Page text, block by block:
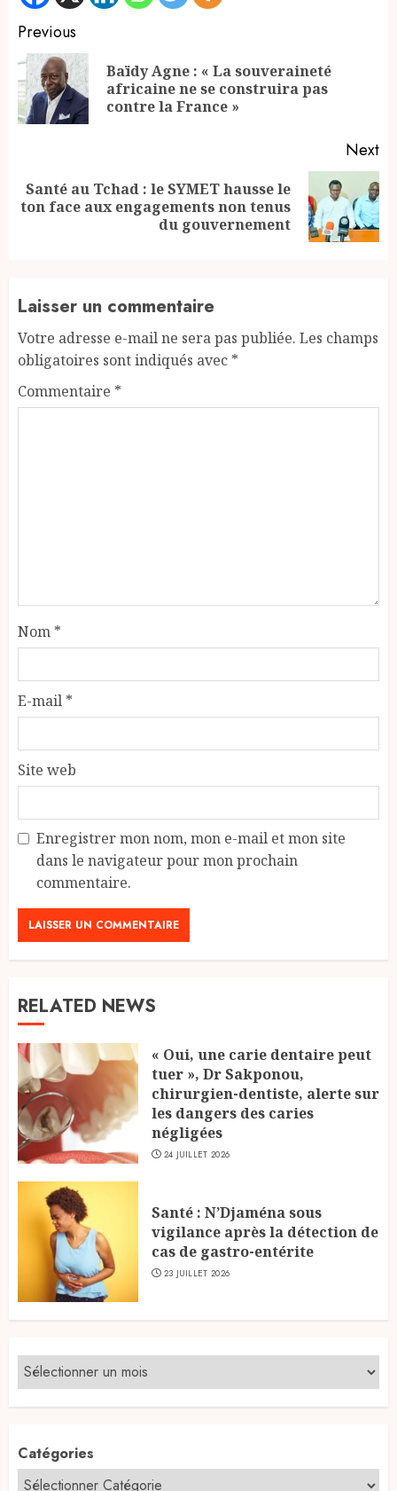
Continue
Reading
Previous
Baïdy Agne : « La souveraineté
africaine ne se construira pas
contre la France »
Next
Next
Santé au Tchad : le SYMET hausse le
ton face aux engagements non tenus
du gouvernement
Laisser un commentaire
Votre adresse e-mail ne sera pas publiée. Les champs
obligatoires sont indiqués avec *
Commentaire *
Nom *
E-mail *
Site web
Enregistrer mon nom, mon e-mail et mon site
dans le navigateur pour mon prochain
commentaire.
RELATED NEWS
« Oui, une carie dentaire peut
tuer », Dr Sakponou,
chirurgien-dentiste, alerte sur
les dangers des caries
négligées
24 JUILLET 2026
Santé : N’Djaména sous
vigilance après la détection de
cas de gastro-entérite
23 JUILLET 2026
Catégories